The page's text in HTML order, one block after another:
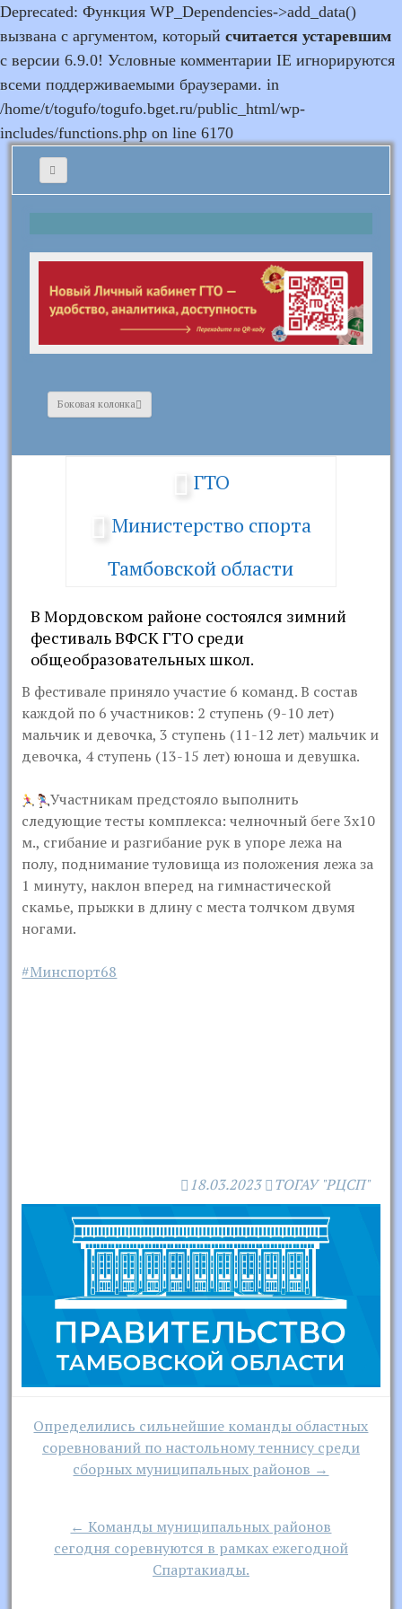
Deprecated: Функция WP_Dependencies->add_data()
вызвана с аргументом, который считается устаревшим
с версии 6.9.0! Условные комментарии IE игнорируются
всеми поддерживаемыми браузерами. in
/home/t/togufo/togufo.bget.ru/public_html/wp-
includes/functions.php on line 6170
Боковая колонка
ГТО
Министерство спорта
Тамбовской области
В Мордовском районе состоялся зимний
фестиваль ВФСК ГТО среди
общеобразовательных школ.
В фестивале приняло участие 6 команд. В состав
каждой по 6 участников: 2 ступень (9-10 лет)
мальчик и девочка, 3 ступень (11-12 лет) мальчик и
девочка, 4 ступень (13-15 лет) юноша и девушка.
Участникам предстояло выполнить
следующие тесты комплекса: челночный беге 3х10
м., сгибание и разгибание рук в упоре лежа на
полу, поднимание туловища из положения лежа за
1 минуту, наклон вперед на гимнастической
скамье, прыжки в длину с места толчком двумя
ногами.
#Минспорт68
18.03.2023 ТОГАУ "РЦСП"
Навигация
записям
Определились сильнейшие команды областных
соревнований по настольному теннису среди
сборных муниципальных районов →
← Команды муниципальных районов
сегодня соревнуются в рамках ежегодной
Спартакиады.